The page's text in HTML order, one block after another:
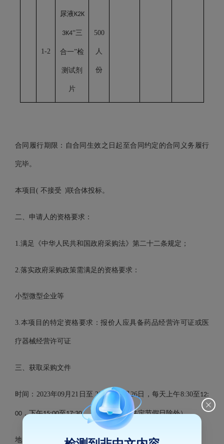
1-2
尿液K2K
3K4“三
合一”检
测试剂
片
500
人
份
合同履行期限：自合同生效之日起至合同约定的合同义务履行
完毕。
本项目 ( 不接受 )联合体投标。
二、申请人的资格要求：
1.满足《中华人民共和国政府采购法》第二十二条规定；
2.落实政府采购政策需满足的资格要求：
小型微型企业等
3.本项目的特定资格要求： 报价人应具备药品经营许可证或医
疗器械经营许可证
三、获取采购文件
时间： 2023年09月21 日至 2023年09 月26 日，每天上午8:30至 12:
00 ，下午15:00至17:30。（北京时间，法定节假日除外）
地点：福州市鼓楼区古田路121号华福大厦写字楼